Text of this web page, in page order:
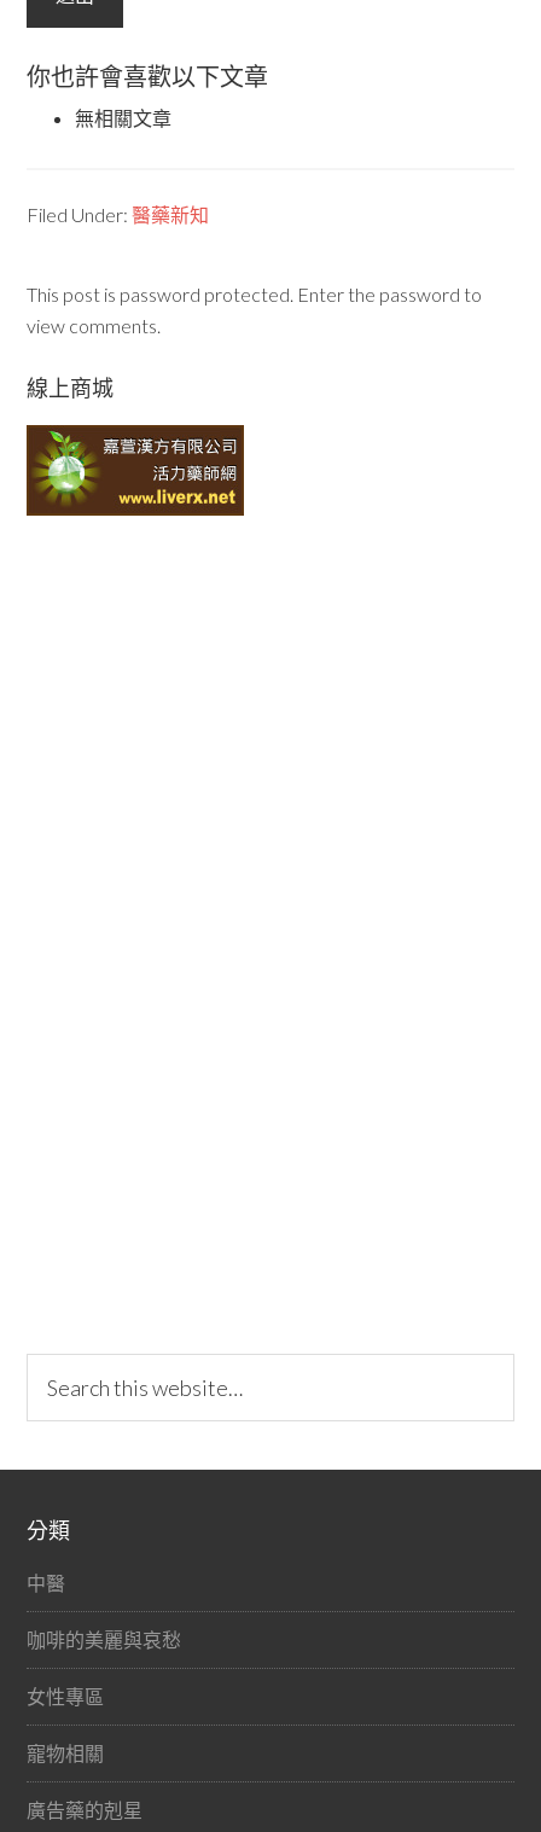
你也許會喜歡以下文章
無相關文章
Filed Under:醫藥新知
This post is password protected. Enter the password to
view comments.
線上商城
分類
中醫
咖啡的美麗與哀愁
女性專區
寵物相關
廣告藥的剋星